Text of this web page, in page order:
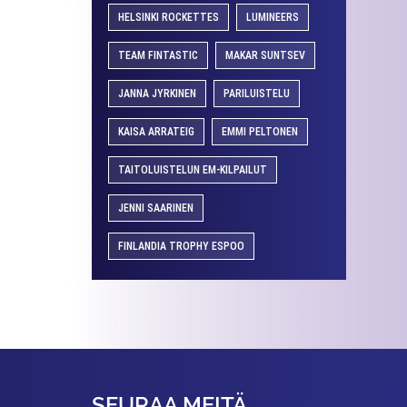
HELSINKI ROCKETTES LUMINEERS
TEAM FINTASTIC MAKAR SUNTSEV
JANNA JYRKINEN PARILUISTELU
KAISA ARRATEIG EMMI PELTONEN
TAITOLUISTELUN EM-KILPAILUT
JENNI SAARINEN
FINLANDIA TROPHY ESPOO